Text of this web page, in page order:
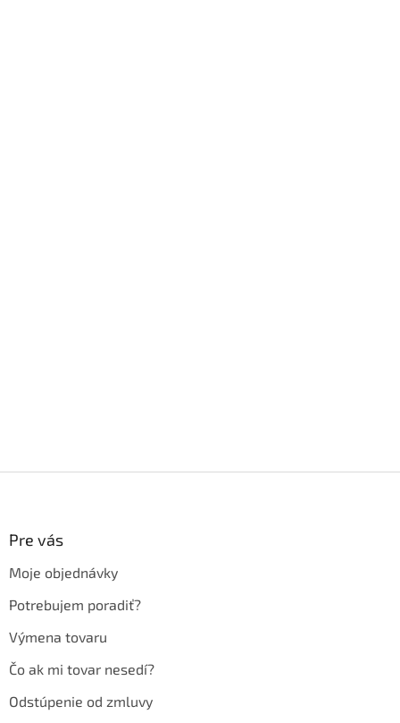
Pre vás
Moje objednávky
Potrebujem poradiť?
Výmena tovaru
Čo ak mi tovar nesedí?
Odstúpenie od zmluvy